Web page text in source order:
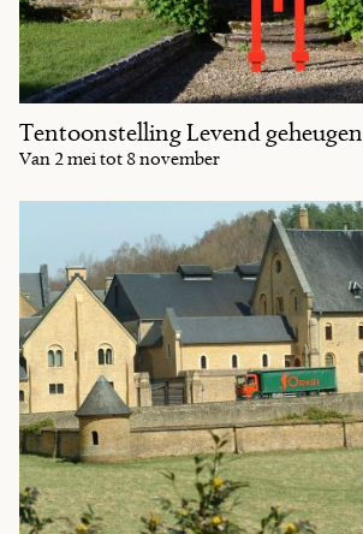
Tentoonstelling Levend geheugen
Van 2 mei tot 8 november